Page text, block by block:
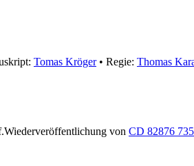
Tomas Kröger• Regie: Thomas
Wiederveröffentlichung von CD 82876